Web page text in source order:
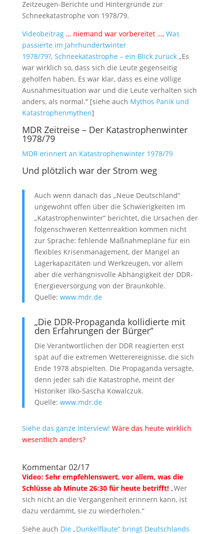
Zeitzeugen-Berichte und Hintergründe zur
Schneekatastrophe von 1978/79.
Videobeitrag … niemand war vorbereitet …, Was
passierte im Jahrhundertwinter
1978/79?, Schneekatastrophe – ein Blick zurück„Es
war wirklich so, dass sich die Leute gegenseitig
geholfen haben. Es war klar, dass es eine völlige
Ausnahmesituation war und die Leute verhalten sich
anders, als normal.“ [siehe auch Mythos Panik und
Katastrophenmythen]
MDR Zeitreise – Der Katastrophenwinter
1978/79
MDR erinnert an Katastrophenwinter 1978/79
Und plötzlich war der Strom weg
Auch wenn danach das „Neue Deutschland“
ungewohnt offen über die Schwierigkeiten im
„Katastrophenwinter“ berichtet, die Ursachen der
folgenschweren Kettenreaktion kommen nicht
zur Sprache: fehlende Maßnahmepläne für ein
flexibles Krisenmanagement, der Mangel an
Lagerkapazitäten und Werkzeugen, vor allem
aber die verhängnisvolle Abhängigkeit der DDR-
Energieversorgung von der Braunkohle.
Quelle: www.mdr.de
„Die DDR-Propaganda kollidierte mit
den Erfahrungen der Bürger“
Die Verantwortlichen der DDR reagierten erst
spät auf die extremen Wetterereignisse, die sich
Ende 1978 abspielten. Die Propaganda versagte,
denn jeder sah die Katastrophe, meint der
Historiker Ilko-Sascha Kowalczuk.
Quelle: www.mdr.de
Siehe das ganze Interview! Wäre das heute wirklich
wesentlich anders?
Kommentar 02/17
Video: Sehr empfehlenswert, vor allem, was die
Schlüsse ab Minute 26:30 für heute betrifft! „Wer
sich nicht an die Vergangenheit erinnern kann, ist
dazu verdammt, sie zu wiederholen.“
Siehe auch Die „Dunkelflaute“ bringt Deutschlands